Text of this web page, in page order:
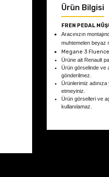
Ürün Bilgisi
FREN PEDAL
Aracınızın
muhtemelen beyaz
Megane 3
Ürüne ait Renault
Ürün görselinde ve
gönderilmez.
Ürünlerimiz
etmeyiniz.
Ürün görselleri ve
kullanılamaz.